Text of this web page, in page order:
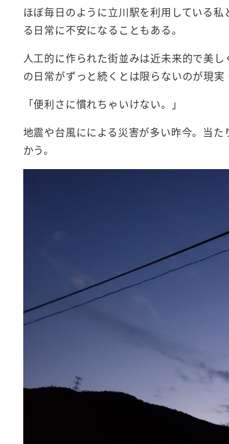
ほぼ毎日のように立川駅を利用している
る日常に不安になることもある。
人工的に作られた街並みは近未来的で美
の日常がずっと続くとは限らないのが現実
「便利さに慣れちゃいけない。」
地震や台風にによる災害が多い昨今。当
かう。